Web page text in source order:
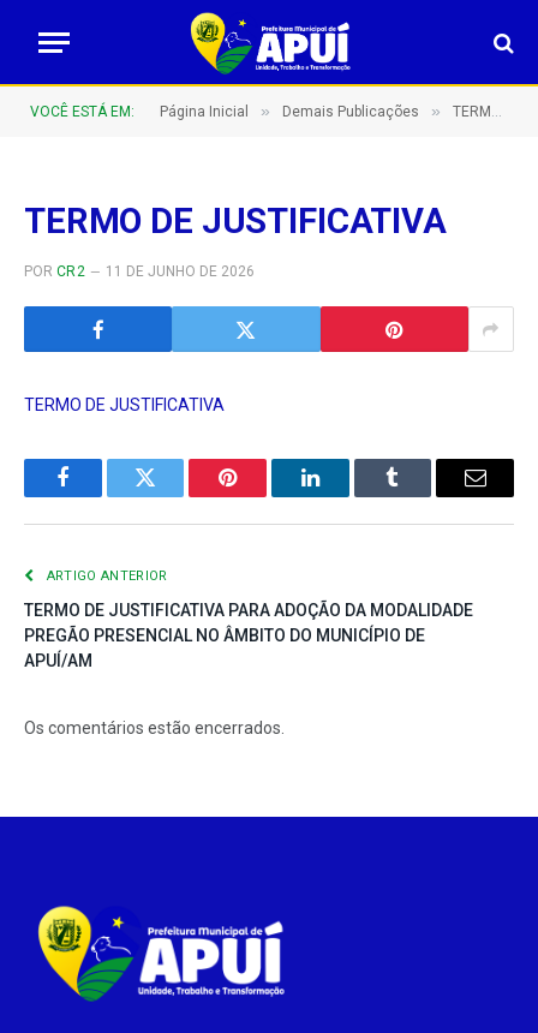
VOCÊ ESTÁ EM: Página Inicial » Demais Publicações » TERMO DE JUSTIFICATIVA PARA ADOÇÃO DA MODALIDADE PREGÃO PRESENCIAL NO ÂMBITO DO MUNICÍPIO DE APUÍ/AM
TERMO DE JUSTIFICATIVA
POR CR2 11 DE JUNHO DE 2026
TERMO DE JUSTIFICATIVA
FacebookTwitter Pinterest LinkedInTumblr
E-
ARTIGO ANTERIOR
TERMO DE JUSTIFICATIVA PARA ADOÇÃO DA MODALIDADE
PREGÃO PRESENCIAL NO ÂMBITO DO MUNICÍPIO DE
APUÍ/AM
Os comentários estão encerrados.